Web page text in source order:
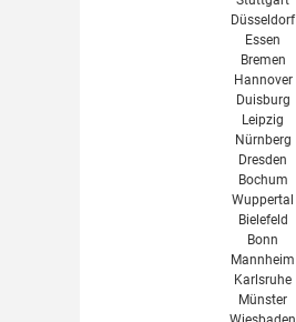
Vent 4000 CC Bosch
Düsseldorf
Essen
Bremen
Hannover
Duisburg
Leipzig
Nürnberg
Dresden
Bochum
Wuppertal
Bielefeld
Bonn
Mannheim
Karlsruhe
Münster